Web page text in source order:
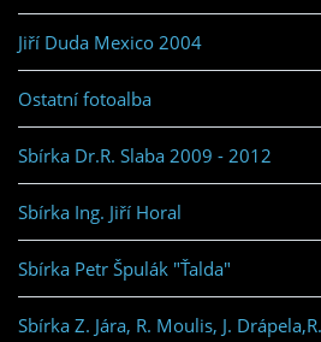
Jiří Duda Mexico 2004
Ostatní fotoalba
Sbírka Dr.R. Slaba 2009 - 2012
Sbírka Ing. Jiří Horal
Sbírka Petr Špulák "Ťalda"
Sbírka Z. Jára, R. Moulis, J.